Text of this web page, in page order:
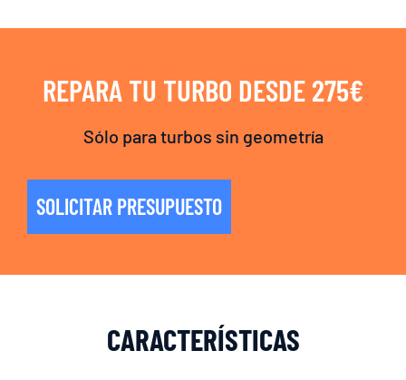
REPARA TU TURBO DESDE 275€
Sólo para turbos sin geometría
SOLICITAR PRESUPUESTO
CARACTERÍSTICAS